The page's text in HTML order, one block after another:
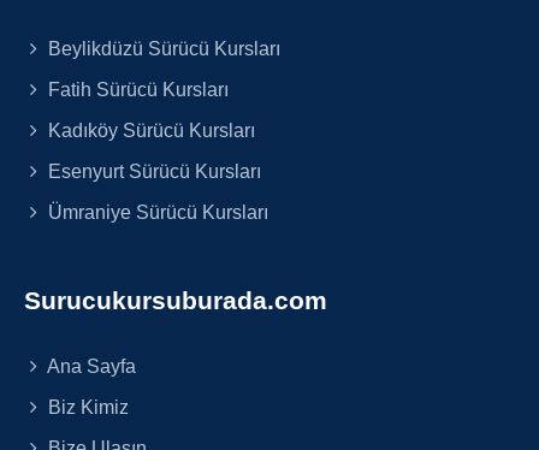
Beylikdüzü Sürücü Kursları
Fatih Sürücü Kursları
Kadıköy Sürücü Kursları
Esenyurt Sürücü Kursları
Ümraniye Sürücü Kursları
Surucukursuburada.com
Ana Sayfa
Biz Kimiz